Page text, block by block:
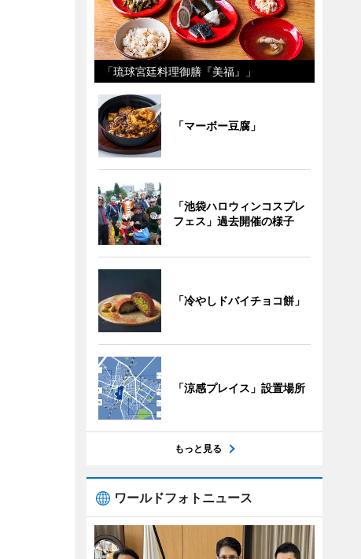
「琉球宮廷料理御膳『美福』」
「マーボー豆腐」
「池袋ハロウィンコスプレ
フェス」過去開催の様子
「冷やしドバイチョコ餅」
「涼感プレイス」設置場所
もっと見る
ワールドフォトニュース